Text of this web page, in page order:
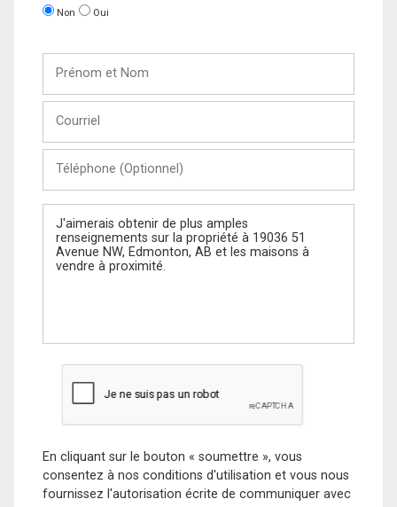
Non Oui
Nom
(Optionnel)
Message
En cliquant sur le bouton « soumettre », vous
consentez à nos conditions d'utilisation et vous nous
fournissez l'autorisation écrite de communiquer avec